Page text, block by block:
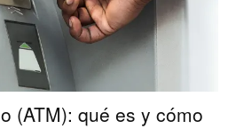
(ATM): qué es y cómo